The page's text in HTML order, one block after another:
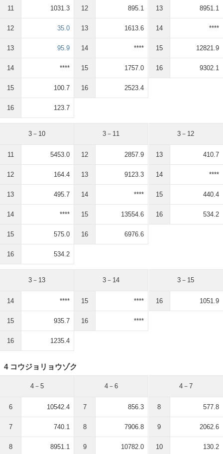
11 1031.3
12 35.0
13 95.9
14 ****
15 100.7
16 123.7
12 895.1
13 1613.6
14 ****
15 1757.0
16 2523.4
13 8951.1
14 ****
15 12821.9
16 9302.1
3－10
11 5453.0
12 164.4
13 495.7
14 ****
15 575.0
16 534.2
3－11
12 2857.9
13 9123.3
14 ****
15 13554.6
16 6976.6
3－12
13 410.7
14 ****
15 440.4
16 534.2
3－13
14 ****
15 935.7
16 1235.4
3－14
15 ****
16 ****
3－15
16 1051.9
4 コウジョリョウゾク
4－5
6 10542.4
7 740.1
8 8951.1
4－6
7 856.3
8 7906.8
9 10782.0
4－7
8 577.8
9 2062.6
10 130.2